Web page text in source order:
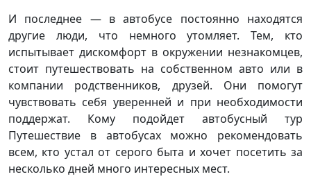
И последнее — в автобусе постоянно находятся
другие люди, что немного утомляет. Тем, кто
испытывает дискомфорт в окружении незнакомцев,
стоит путешествовать на собственном авто или в
компании родственников, друзей. Они помогут
чувствовать себя уверенней и при необходимости
поддержат. Кому подойдет автобусный тур
Путешествие в автобусах можно рекомендовать
всем, кто устал от серого быта и хочет посетить за
несколько дней много интересных мест.